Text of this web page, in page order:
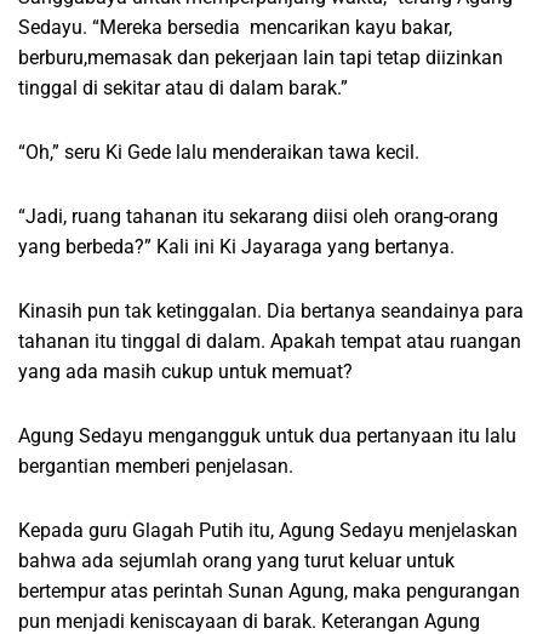
Sedayu. “Mereka bersedia mencarikan kayu bakar,
berburu,memasak dan pekerjaan lain tapi tetap diizinkan
tinggal di sekitar atau di dalam barak.”
“Oh,” seru Ki Gede lalu menderaikan tawa kecil.
“Jadi, ruang tahanan itu sekarang diisi oleh orang-orang
yang berbeda?” Kali ini Ki Jayaraga yang bertanya.
Kinasih pun tak ketinggalan. Dia bertanya seandainya para
tahanan itu tinggal di dalam. Apakah tempat atau ruangan
yang ada masih cukup untuk memuat?
Agung Sedayu mengangguk untuk dua pertanyaan itu lalu
bergantian memberi penjelasan.
Kepada guru Glagah Putih itu, Agung Sedayu menjelaskan
bahwa ada sejumlah orang yang turut keluar untuk
bertempur atas perintah Sunan Agung, maka pengurangan
pun menjadi keniscayaan di barak. Keterangan Agung